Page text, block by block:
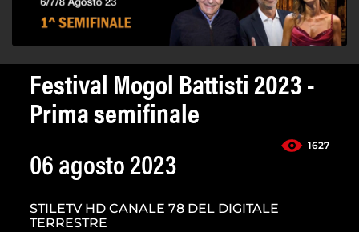
Festival Mogol Battisti 2023 -
Prima semifinale
1627
06 agosto 2023
STILETV HD CANALE 78 DEL DIGITALE
TERRESTRE